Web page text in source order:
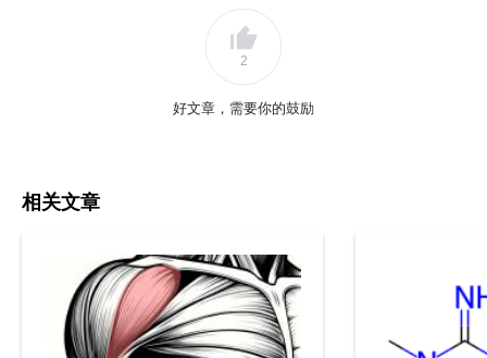
2
好文章，需要你的鼓励
相关文章